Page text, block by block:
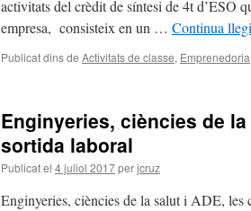
activitats del crèdit de síntesi de 4t d’ESO
empresa, consisteix en un … Continua
Publicat dins de Activitats de classe, Emprenedoria
Enginyeries, ciències de
sortida laboral
Publicat el 4 juliol 2017perjcruz
Enginyeries, ciències de la salut i ADE, les